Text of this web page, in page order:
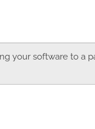
your software to a